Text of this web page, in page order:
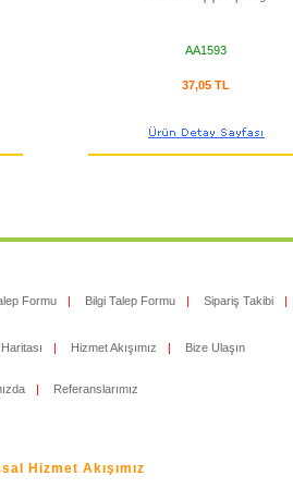
AA1593
37,05 TL
Formu | Bilgi Talep Formu | Sipariş Takibi |
| Hizmet Akışımız | Bize Ulaşın
| Referanslarımız
Hizmet Akışımız